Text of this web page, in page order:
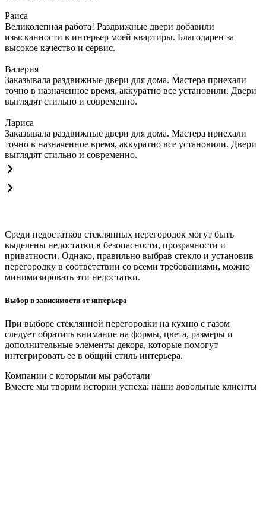
Раиса
Великолепная работа! Раздвижные двери добавили
изысканности в интерьер моей квартиры. Благодарен за
высокое качество и сервис.
Валерия
Заказывала раздвижные двери для дома. Мастера приехали
точно в назначенное время, аккуратно все установили. Двери
выглядят стильно и современно.
Лариса
Заказывала раздвижные двери для дома. Мастера приехали
точно в назначенное время, аккуратно все установили. Двери
выглядят стильно и современно.
Среди недостатков стеклянных перегородок могут быть
выделены недостатки в безопасности, прозрачности и
приватности. Однако, правильно выбрав стекло и установив
перегородку в соответствии со всеми требованиями, можно
минимизировать эти недостатки.
Выбор в зависимости от интерьера
При выборе стеклянной перегородки на кухню с газом
следует обратить внимание на формы, цвета, размеры и
дополнительные элементы декора, которые помогут
интегрировать ее в общий стиль интерьера.
Компании с которыми мы работали
Вместе мы творим истории успеха: наши довольные клиенты